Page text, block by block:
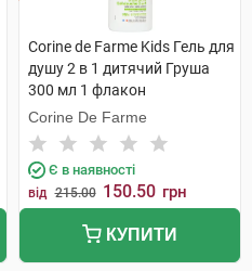
Corine de Farme Kids Гель для
душу 2 в 1 дитячий Груша
300 мл 1 флакон
Corine De Farme
Є в наявності
від 215.00 150.50 грн
КУПИТИ